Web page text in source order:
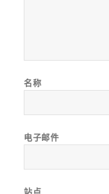
名称
电子邮件